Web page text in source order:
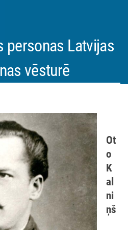
personas Latvijas
vēsturē
Ot
o
K
al
ni
ņš